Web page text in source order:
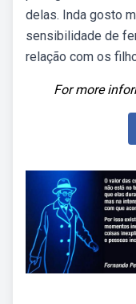
delas. Inda gosto
sensibilidade de
relação com os
For more